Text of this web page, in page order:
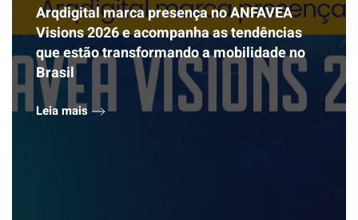
Arqdigital marca presença no ANFAVEA
Visions 2026 e acompanha as tendências
que estão transformando a mobilidade no
Brasil
Leia mais